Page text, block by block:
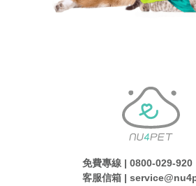
免費專線 | 0800-029-920
客服信箱 |